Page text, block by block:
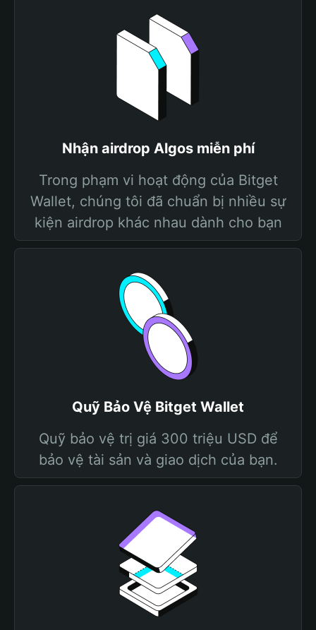
Nhận airdrop Algos miễn phí
Trong phạm vi hoạt động của Bitget
Wallet, chúng tôi đã chuẩn bị nhiều sự
kiện airdrop khác nhau dành cho bạn
Quỹ Bảo Vệ Bitget Wallet
Quỹ bảo vệ trị giá 300 triệu USD để
bảo vệ tài sản và giao dịch của bạn.